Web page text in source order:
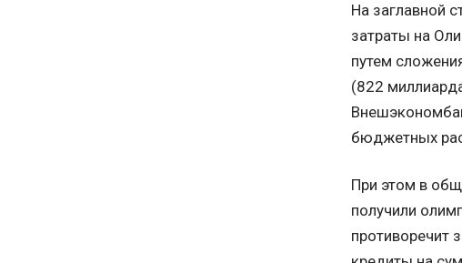
На заглавной
затраты на
путем
(822
бюджетных
При этом в
получили
противоречит